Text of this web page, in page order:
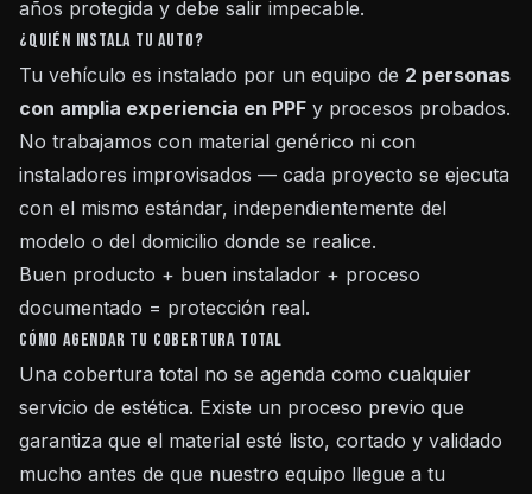
años protegida y debe salir impecable.
¿Quién instala tu auto?
Tu vehículo es instalado por un equipo de 2 personas
con amplia experiencia en PPF y procesos probados.
No trabajamos con material genérico ni con
instaladores improvisados — cada proyecto se ejecuta
con el mismo estándar, independientemente del
modelo o del domicilio donde se realice.
Buen producto + buen instalador + proceso
documentado = protección real.
Cómo agendar tu cobertura total
Una cobertura total no se agenda como cualquier
servicio de estética. Existe un proceso previo que
garantiza que el material esté listo, cortado y validado
mucho antes de que nuestro equipo llegue a tu